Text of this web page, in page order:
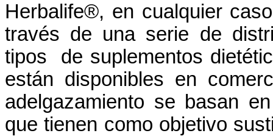
Herbalife®, en cualquier
través de una serie de
tipos
de suplementos
están disponibles en
adelgazamiento se basan
quetienen como objetivo